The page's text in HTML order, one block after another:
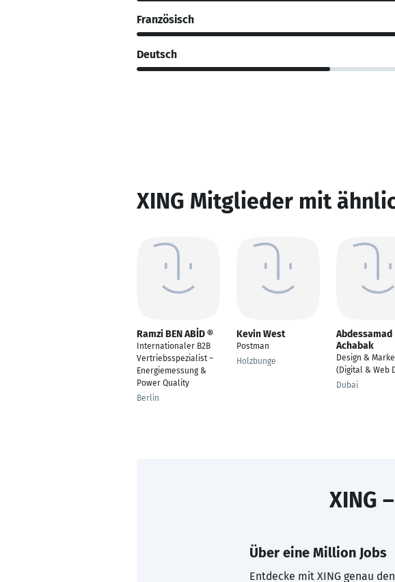
Französisch
Deutsch
XING Mitglieder mit
Ramzi BEN ABİD ®
Internationaler B2B
Vertriebsspezialist –
Energiemessung &
Power Quality
Berlin
Kevin West
Postman
Holzbunge
Abdessamad
Achabak
Design &
(Digital & Web
Dubai
XING
Über eine Million Jobs
Entdecke mit XING genau